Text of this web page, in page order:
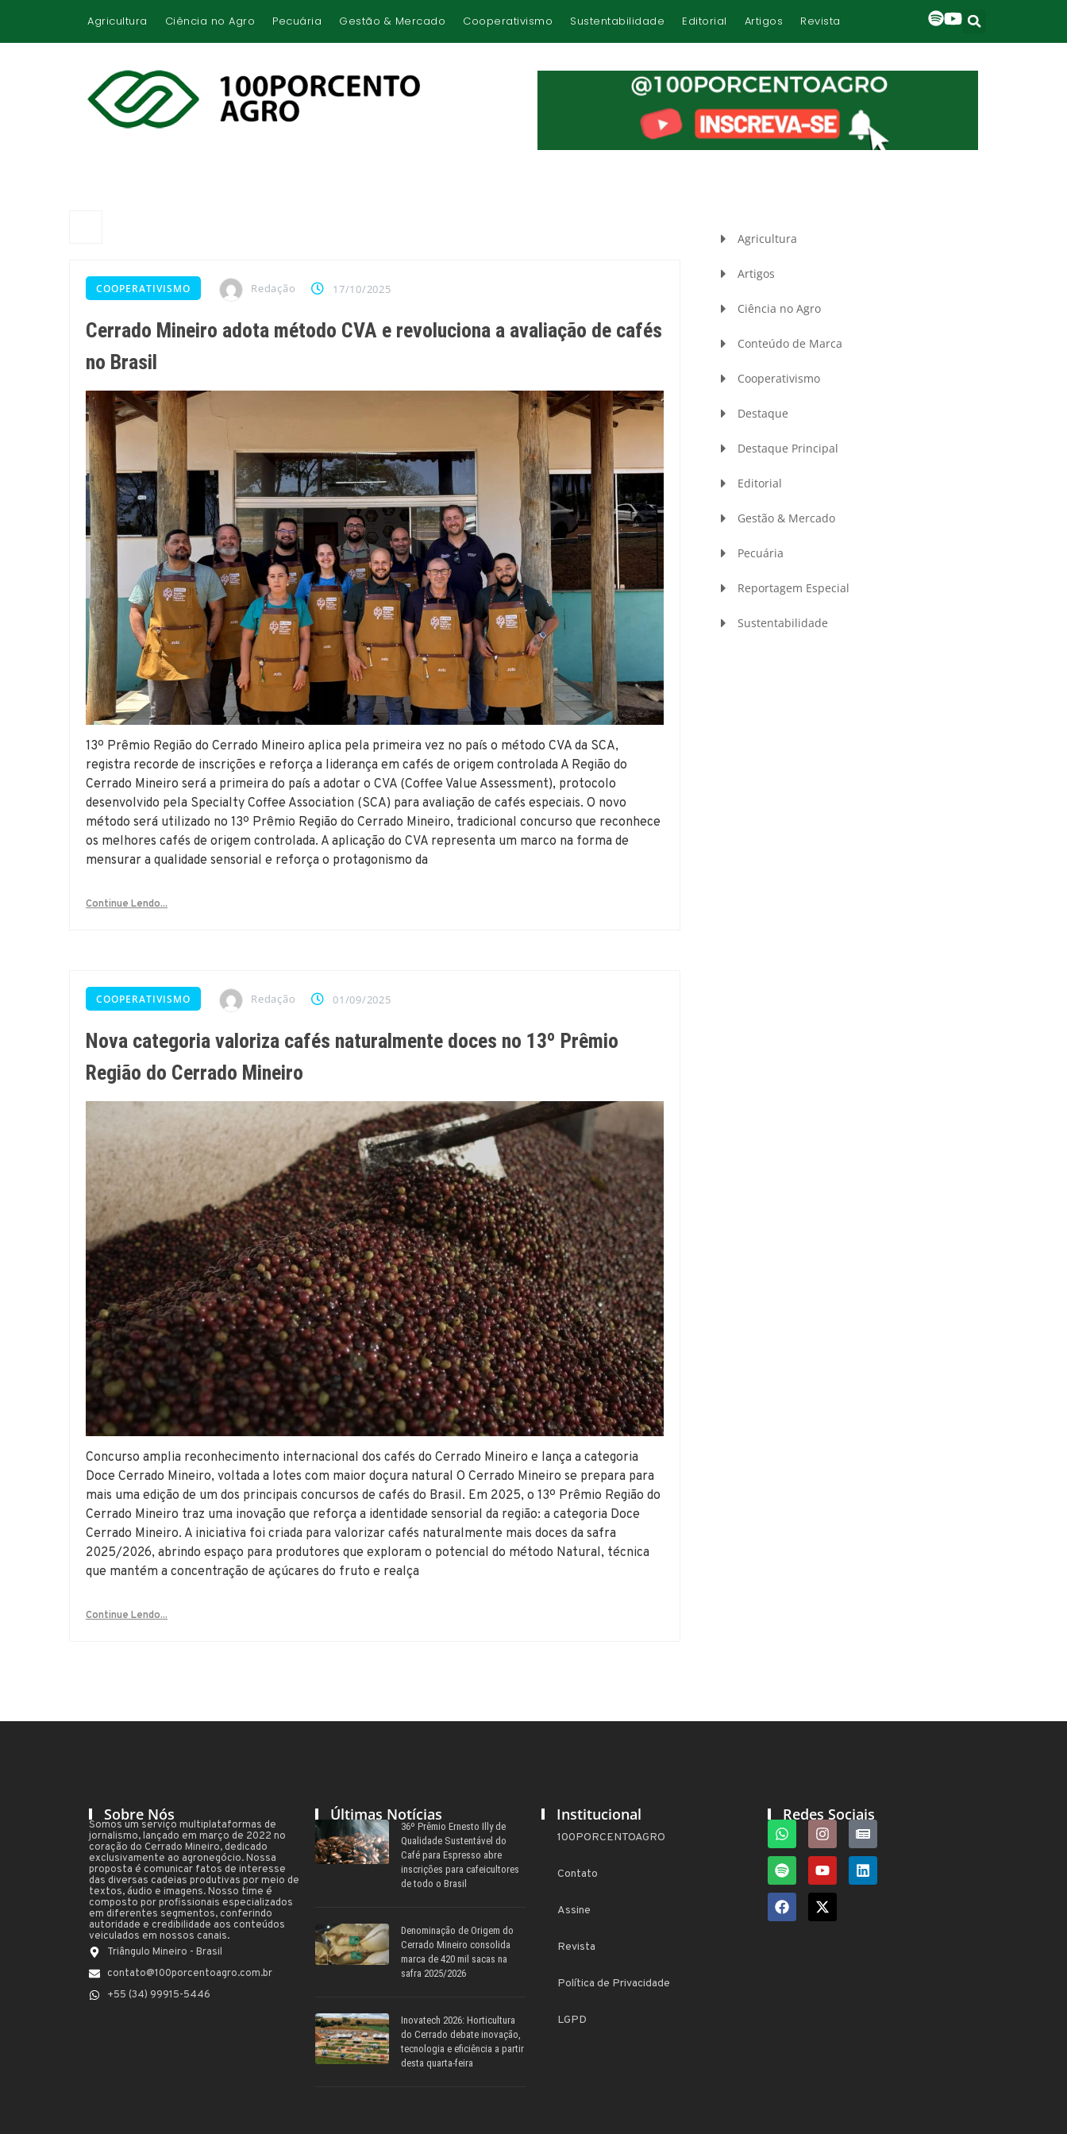
Agricultura Ciência no Agro Pecuária Gestão & Mercado Cooperativismo Sustentabilidade Editorial Artigos Revista
COOPERATIVISMO Redação 17/10/2025
Cerrado Mineiro adota método CVA e revoluciona a avaliação de cafés
no Brasil
13º Prêmio Região do Cerrado Mineiro aplica pela primeira vez no país o método CVA da SCA,
registra recorde de inscrições e reforça a liderança em cafés de origem controlada A Região do
Cerrado Mineiro será a primeira do país a adotar o CVA (Coffee Value Assessment), protocolo
desenvolvido pela Specialty Coffee Association (SCA) para avaliação de cafés especiais. O novo
método será utilizado no 13º Prêmio Região do Cerrado Mineiro, tradicional concurso que reconhece
os melhores cafés de origem controlada. A aplicação do CVA representa um marco na forma de
mensurar a qualidade sensorial e reforça o protagonismo da
Continue Lendo...
COOPERATIVISMO Redação 01/09/2025
Nova categoria valoriza cafés naturalmente doces no 13º Prêmio
Região do Cerrado Mineiro
Concurso amplia reconhecimento internacional dos cafés do Cerrado Mineiro e lança a categoria
Doce Cerrado Mineiro, voltada a lotes com maior doçura natural O Cerrado Mineiro se prepara para
mais uma edição de um dos principais concursos de cafés do Brasil. Em 2025, o 13º Prêmio Região do
Cerrado Mineiro traz uma inovação que reforça a identidade sensorial da região: a categoria Doce
Cerrado Mineiro. A iniciativa foi criada para valorizar cafés naturalmente mais doces da safra
2025/2026, abrindo espaço para produtores que exploram o potencial do método Natural, técnica
que mantém a concentração de açúcares do fruto e realça
Continue Lendo...
Agricultura
Artigos
Ciência no Agro
Conteúdo de Marca
Cooperativismo
Destaque
Destaque Principal
Editorial
Gestão & Mercado
Pecuária
Reportagem Especial
Sustentabilidade
Sobre Nós
Somos um serviço multiplataformas de
jornalismo, lançado em março de 2022 no
coração do Cerrado Mineiro, dedicado
exclusivamente ao agronegócio. Nossa
proposta é comunicar fatos de interesse
das diversas cadeias produtivas por meio de
textos, áudio e imagens. Nosso time é
composto por profissionais especializados
em diferentes segmentos, conferindo
autoridade e credibilidade aos conteúdos
veiculados em nossos canais.
Triângulo Mineiro - Brasil
contato@100porcentoagro.com.br
+55 (34) 99915-5446
Últimas Notícias
36º Prêmio Ernesto Illy de
Qualidade Sustentável do
Café para Espresso abre
inscrições para cafeicultores
de todo o Brasil
Denominação de Origem do
Cerrado Mineiro consolida
marca de 420 mil sacas na
safra 2025/2026
Inovatech 2026: Horticultura
do Cerrado debate inovação,
tecnologia e eficiência a partir
desta quarta-feira
Institucional
100PORCENTOAGRO
Contato
Assine
Revista
Política de Privacidade
LGPD
Redes Sociais